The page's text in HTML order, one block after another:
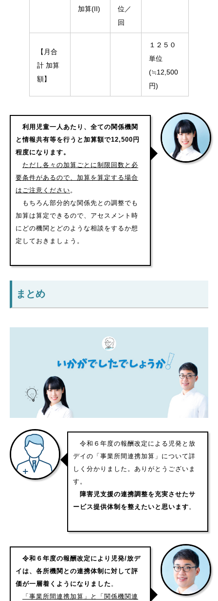
加算(II)
位／
回
【月合
計 加算
額】
１２５０
単位
(≒12,500
円)
利用児童一人あたり、全ての関係機関
と情報共有等を行うと加算額で12,500円
程度になります。
ただし各々の加算ごとに制限回数と必
要条件があるので、加算を算定する場合
はご注意ください。
もちろん部分的な関係先との調整でも
加算は算定できるので、アセスメント時
にどの機関とどのような相談をするか想
定しておきましょう。
まとめ
令和６年度の報酬改定による児発と放
デイの「事業所間連携加算」について詳
しく分かりました。ありがとうございま
す。
障害児支援の連携調整を充実させたサ
ービス提供体制を整えたいと思います。
令和６年度の報酬改定により児発/放デ
イは、各所機関との連携体制に対して評
価が一層着くようになりました 。
「事業所間連携加算」と「関係機関連